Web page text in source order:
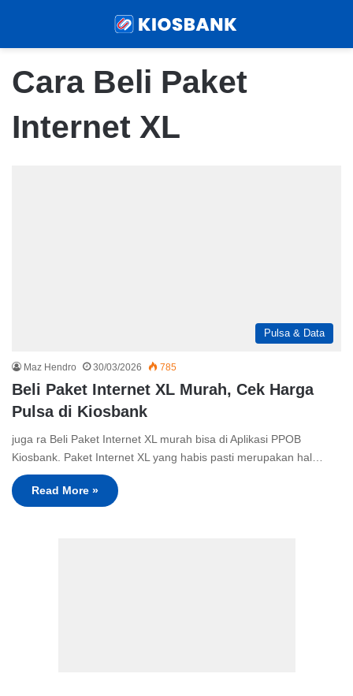
Cara Beli Paket
Internet XL
Pulsa & Data
Maz Hendro 30/03/2026 785
Beli Paket Internet XL Murah, Cek Harga
Pulsa di Kiosbank
juga ra Beli Paket Internet XL murah bisa di Aplikasi PPOB
Kiosbank. Paket Internet XL yang habis pasti merupakan hal…
Read More »